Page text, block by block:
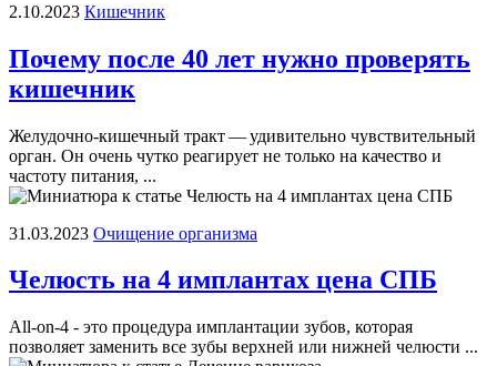
2.10.2023 Кишечник
Почему после 40 лет нужно проверять
кишечник
Желудочно-кишечный тракт — удивительно чувствительный
орган. Он очень чутко реагирует не только на качество и
частоту питания, ...
31.03.2023 Очищение организма
Челюсть на 4 имплантах цена СПБ
All-on-4 - это процедура имплантации зубов, которая
позволяет заменить все зубы верхней или нижней челюсти ...